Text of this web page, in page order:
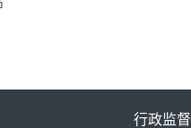
行政监督